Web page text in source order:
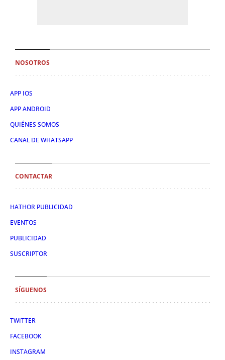
NOSOTROS
APP IOS
APP ANDROID
QUIÉNES SOMOS
CANAL DE WHATSAPP
CONTACTAR
HATHOR PUBLICIDAD
EVENTOS
PUBLICIDAD
SUSCRIPTOR
SÍGUENOS
TWITTER
FACEBOOK
INSTAGRAM